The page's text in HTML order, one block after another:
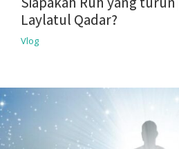
Laylatul Qadar?
Vlog